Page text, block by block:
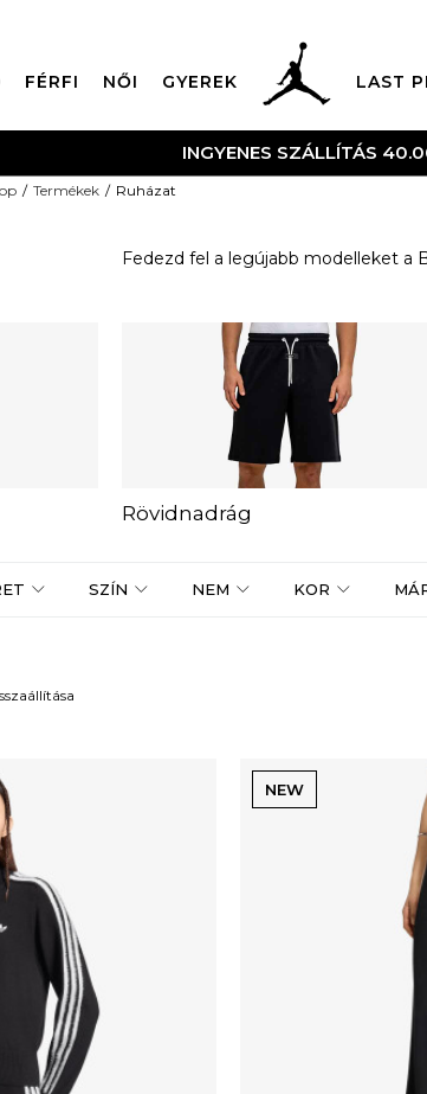
FÉRFI NŐI GYEREK LAST
INGYENES SZÁLLÍTÁS 40.000 FT FELETTI
Termékek Ruházat
Fedezd fel a legújabb modelleket a
Rövidnadrág
SZÍN NEM KOR
NEW